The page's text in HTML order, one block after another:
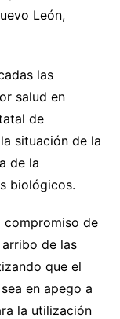
León,
las
salud en
de
situación de la
de la
biológicos.
compromiso de
de las
que el
en apego a
la utilización